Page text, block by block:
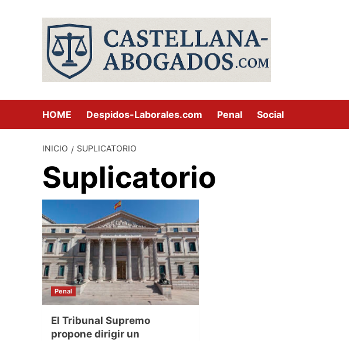
HOME Despidos-Laborales.com Penal Social
INICIO SUPLICATORIO
Suplicatorio
Penal
El Tribunal Supremo
propone dirigir un